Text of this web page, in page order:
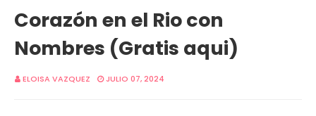
Corazón en el Rio con
Nombres (Gratis aqui)
ELOISA VAZQUEZ JULIO 07, 2024